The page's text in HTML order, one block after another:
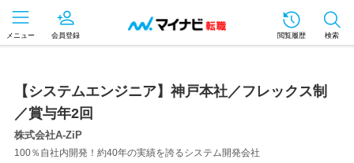
メニュー 会員登録 閲覧履歴 検索
【システムエンジニア】神戸本社／フレックス制
／賞与年2回
株式会社A-ZiP
100％自社内開発！約40年の実績を誇るシステム開発会社